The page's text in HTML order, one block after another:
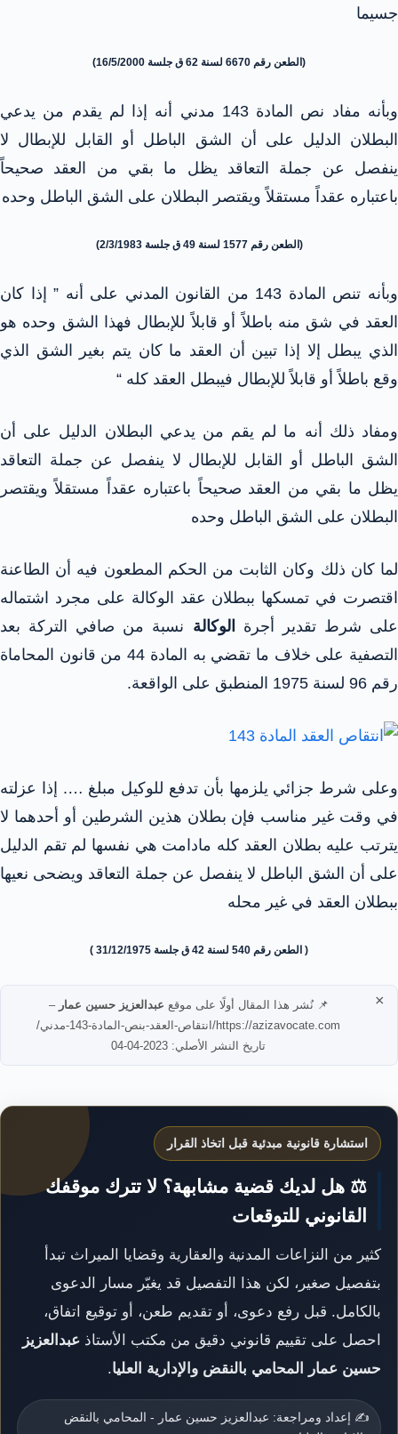
جسيما
(الطعن رقم 6670 لسنة 62 ق جلسة 16/5/2000)
وبأنه مفاد نص المادة 143 مدني أنه إذا لم يقدم من يدعي
البطلان الدليل على أن الشق الباطل أو القابل للإبطال لا
ينفصل عن جملة التعاقد يظل ما بقي من العقد صحيحاً
باعتباره عقداً مستقلاً ويقتصر البطلان على الشق الباطل وحده
(الطعن رقم 1577 لسنة 49 ق جلسة 2/3/1983)
وبأنه تنص المادة 143 من القانون المدني على أنه ” إذا كان
العقد في شق منه باطلاً أو قابلاً للإبطال فهذا الشق وحده هو
الذي يبطل إلا إذا تبين أن العقد ما كان يتم بغير الشق الذي
وقع باطلاً أو قابلاً للإبطال فيبطل العقد كله “
ومفاد ذلك أنه ما لم يقم من يدعي البطلان الدليل على أن
الشق الباطل أو القابل للإبطال لا ينفصل عن جملة التعاقد
يظل ما بقي من العقد صحيحاً باعتباره عقداً مستقلاً ويقتصر
البطلان على الشق الباطل وحده
لما كان ذلك وكان الثابت من الحكم المطعون فيه أن الطاعنة
اقتصرت في تمسكها ببطلان عقد الوكالة على مجرد اشتماله
على شرط تقدير أجرة
الوكالة نسبة من صافي التركة بعد
التصفية على خلاف ما تقضي به المادة 44 من قانون المحاماة
رقم 96 لسنة 1975 المنطبق على الواقعة.
وعلى شرط جزائي يلزمها بأن تدفع للوكيل مبلغ …. إذا عزلته
في وقت غير مناسب فإن بطلان هذين الشرطين أو أحدهما لا
يترتب عليه بطلان العقد كله مادامت هي نفسها لم تقم الدليل
على أن الشق الباطل لا ينفصل عن جملة التعاقد ويضحى نعيها
ببطلان العقد في غير محله
( الطعن رقم 540 لسنة 42 ق جلسة 31/12/1975 )
📌 نُشر هذا المقال أولًا على موقع عبدالعزيز حسين عمار –
https://azizavocate.com/انتقاص-العقد-بنص-المادة-143-مدني/
تاريخ النشر الأصلي: 2023-04-04
×
استشارة قانونية مبدئية قبل اتخاذ القرار
⚖️ هل لديك قضية مشابهة؟ لا تترك موقفك
القانوني للتوقعات
كثير من النزاعات المدنية والعقارية وقضايا الميراث تبدأ
بتفصيل صغير، لكن هذا التفصيل قد يغيّر مسار الدعوى
بالكامل. قبل رفع دعوى، أو تقديم طعن، أو توقيع اتفاق،
احصل على تقييم قانوني دقيق من مكتب الأستاذ عبدالعزيز
حسين عمار المحامي بالنقض والإدارية العليا.
✍️ إعداد ومراجعة: عبدالعزيز حسين عمار - المحامي بالنقض